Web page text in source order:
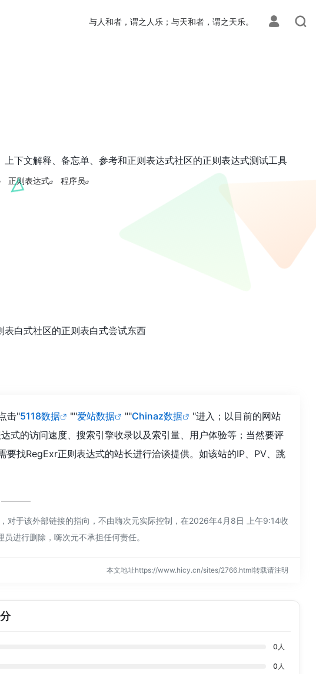
与人和者，谓之人乐；与天和者，谓之天乐。
下文解释、备忘单、参考和正则表达式社区的正则表达式测试工具
正则表达式 程序员
白式社区的正则表白式尝试东西
击"5118数据 ""爱站数据 ""Chinaz数据
"进入；以目前的网站
式的访问速度、搜索引擎收录以及索引量、用户体验等；当然要评
找RegExr正则表达式的站长进行洽谈提供。如该站的IP、PV、跳
对于该外部链接的指向，不由嗨次元实际控制，在2026年4月8日 上午9:14收
进行删除，嗨次元不承担任何责任。
本文地址https://www.hicy.cn/sites/2766.html转载请注明
0 人
0 人